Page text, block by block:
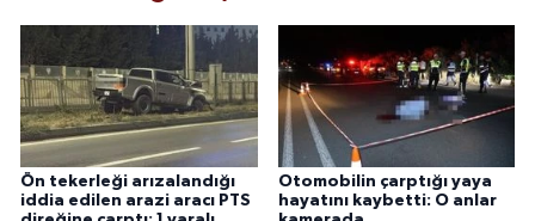
Ön tekerleği arızalandığı
iddia edilen arazi aracı PTS
Otomobilin çarptığı yaya
hayatını kaybetti: O anlar